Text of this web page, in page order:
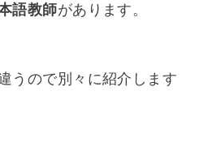
語教師があります。
うので別々に紹介します